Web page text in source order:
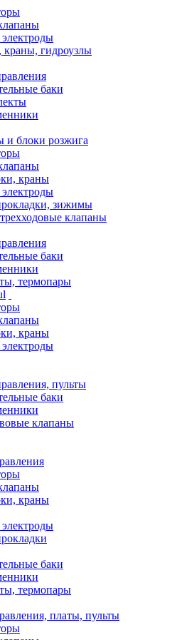
гидроузлы
баки
и блоки розжига
краны
зижимы
клапаны
баки
термопары
краны
пульты
баки
клапаны
краны
баки
термопары
платы, пульты